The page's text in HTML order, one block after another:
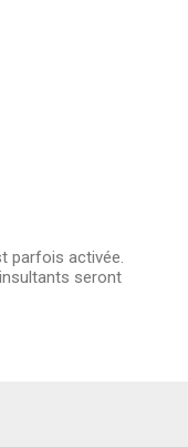
parfois activée.
seront